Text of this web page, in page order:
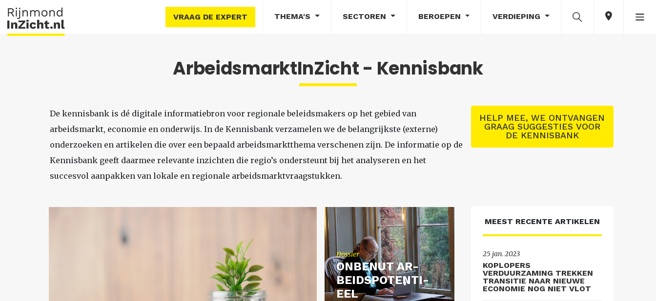
VRAAG DE EXPERT THEMA'S SECTOREN BEROEPEN VERDIEPING
ArbeidsmarktInZicht - Kennisbank
De kennisbank is dé digitale informatiebron voor regionale beleidsmakers op het gebied van
arbeidsmarkt, economie en onderwijs. In de Kennisbank verzamelen we de belangrijkste (externe)
onderzoeken en artikelen die over een bepaald arbeidsmarktthema verschenen zijn. De informatie op de
Kennisbank geeft daarmee relevante inzichten die regio’s ondersteunt bij het analyseren en het
succesvol aanpakken van lokale en regionale arbeidsmarktvraagstukken.
HELP MEE, WE ONTVANGEN
GRAAG SUGGESTIES VOOR
DE KENNISBANK
Dos­sier
ON­BE­NUT AR­
BEIDS­PO­TEN­TI­
EEL
MEEST RECENTE ARTIKELEN
25 jan. 2023
KOPLOPERS
VERDUURZAMING TREKKEN
TRANSITIE NAAR NIEUWE
ECONOMIE NOG NIET VLOT